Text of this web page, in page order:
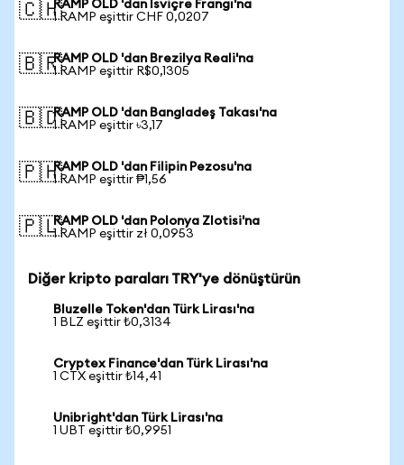
🇨🇭RAMP OLD 'dan İsviçre Frangı'na
1 RAMP eşittir CHF 0,0207
🇧🇷RAMP OLD 'dan Brezilya Reali'na
1 RAMP eşittir R$0,1305
🇧🇩RAMP OLD 'dan Bangladeş Takası'na
1 RAMP eşittir ৳3,17
🇵🇭RAMP OLD 'dan Filipin Pezosu'na
1 RAMP eşittir ₱1,56
🇵🇱RAMP OLD 'dan Polonya Zlotisi'na
1 RAMP eşittir zł 0,0953
Diğer kripto paraları TRY'ye dönüştürün
Bluzelle Token'dan Türk Lirası'na
1 BLZ eşittir ₺0,3134
Cryptex Finance'dan Türk Lirası'na
1 CTX eşittir ₺14,41
Unibright'dan Türk Lirası'na
1 UBT eşittir ₺0,9951